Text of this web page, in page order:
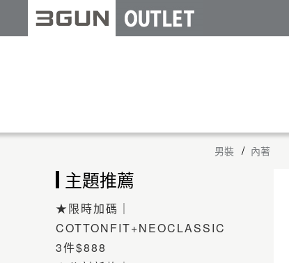
主題推薦
★限時加碼｜
COTTONFIT+NEOCLASSIC
3件$888
男裝 內著